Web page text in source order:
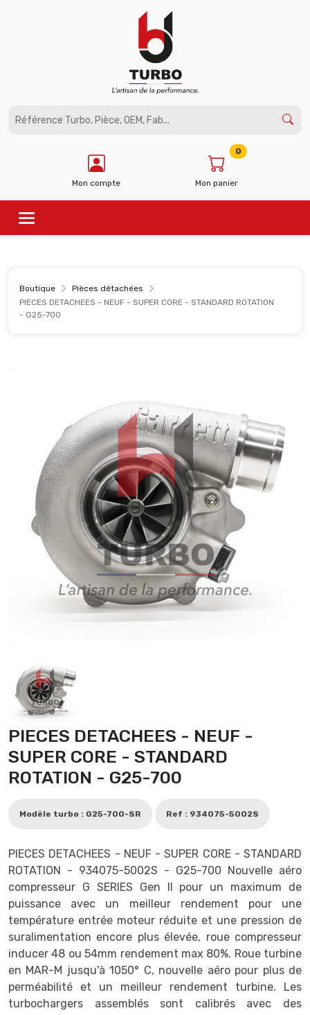
Mon compte Mon panier
0
Boutique
Pièces détachées
PIECES DETACHEES - NEUF - SUPER CORE - STANDARD ROTATION
- G25-700
PIECES DETACHEES - NEUF -
SUPER CORE - STANDARD
ROTATION - G25-700
Modèle turbo : G25-700-SR Ref : 934075-5002S
PIECES DETACHEES - NEUF - SUPER CORE - STANDARD
ROTATION - 934075-5002S - G25-700 Nouvelle aéro
compresseur G SERIES Gen II pour un maximum de
puissance avec un meilleur rendement pour une
température entrée moteur réduite et une pression de
suralimentation encore plus élevée, roue compresseur
inducer 48 ou 54mm rendement max 80%. Roue turbine
en MAR-M jusqu'à 1050° C, nouvelle aéro pour plus de
perméabilité et un meilleur rendement turbine. Les
turbochargers assemblés sont calibrés avec des
Panneau de gestion des cookies